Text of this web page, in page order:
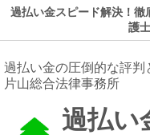
過払い金スピード解決！
護士
過払い金の圧倒的な評判
片山総合法律事務所
過払い